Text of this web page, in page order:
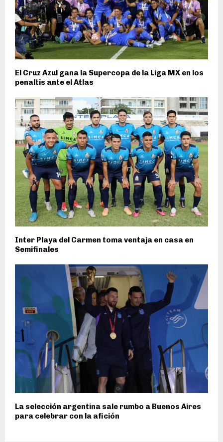
El Cruz Azul gana la Supercopa de la Liga MX en los
penaltis ante el Atlas
Inter Playa del Carmen toma ventaja en casa en
Semifinales
La selección argentina sale rumbo a Buenos Aires
para celebrar con la afición